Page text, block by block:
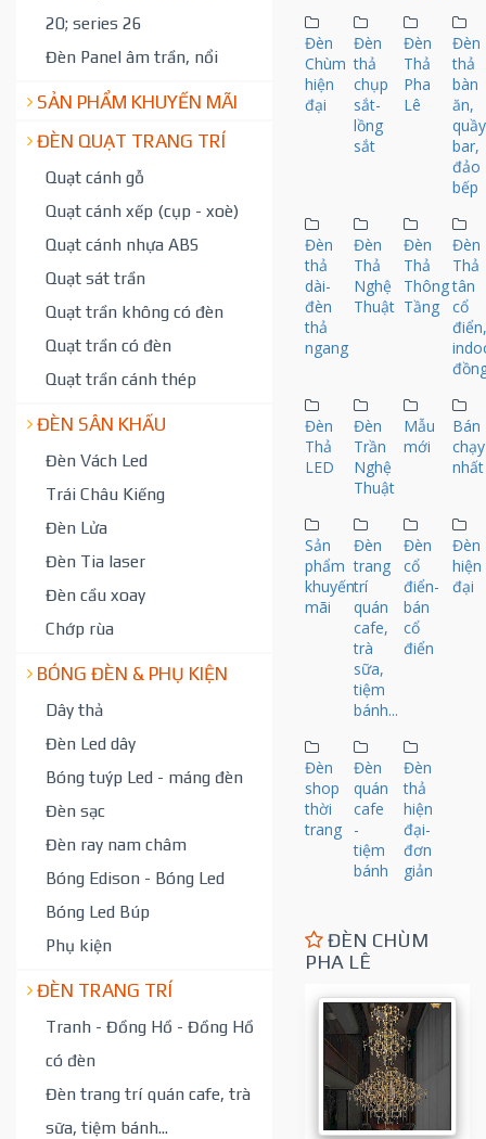
20; series 26
Đèn Panel âm trần, nổi
SẢN PHẨM KHUYẾN MÃI
ĐÈN QUẠT TRANG TRÍ
Quạt cánh gỗ
Quạt cánh xếp (cụp - xoè)
Quạt cánh nhựa ABS
Quạt sát trần
Quạt trần không có đèn
Quạt trần có đèn
Quạt trần cánh thép
ĐÈN SÂN KHẤU
Đèn Vách Led
Trái Châu Kiếng
Đèn Lửa
Đèn Tia laser
Đèn cầu xoay
Chớp rùa
BÓNG ĐÈN & PHỤ KIỆN
Dây thả
Đèn Led dây
Bóng tuýp Led - máng đèn
Đèn sạc
Đèn ray nam châm
Bóng Edison - Bóng Led
Bóng Led Búp
Phụ kiện
ĐÈN TRANG TRÍ
Tranh - Đồng Hồ - Đồng Hồ
có đèn
Đèn trang trí quán cafe, trà
sữa, tiệm bánh...
Đèn
Chùm
hiện
đại
Đèn
thả
chụp
sắt-
lồng
sắt
Đèn
Thả
Pha
Lê
Đèn
thả
bàn
ăn,
quầy
bar,
đảo
bếp
Đèn
thả
dài-
đèn
thả
ngang
Đèn
Thả
Nghệ
Thuật
Đèn
Thả
Thông
Tầng
Đèn
Thả
tân
cổ
Đèn
Thả
LED
Đèn
Trần
Nghệ
Thuật
Mẫu
mới
Bán
chạy
nhất
Sản
phẩm
khuyến
mãi
Đèn
trang
trí
quán
cafe,
trà
sữa,
tiệm
bánh...
Đèn
cổ
điển-
bán
cổ
điển
Đèn
hiện
đại
Đèn
shop
thời
trang
Đèn
quán
cafe
-
tiệm
bánh
Đèn
thả
hiện
đại-
đơn
giản
ĐÈN CHÙM
PHA LÊ